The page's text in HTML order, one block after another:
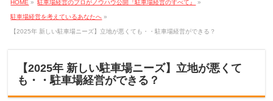
HOME » 駐車場経営のプロがノウハウ公開『駐車場経営のすべて』 »
駐車場経営を考えているあなたへ »
【2025年 新しい駐車場ニーズ】立地が悪くても・・駐車場経営ができる？
【2025年 新しい駐車場ニーズ】立地が悪くて
も・・駐車場経営ができる？